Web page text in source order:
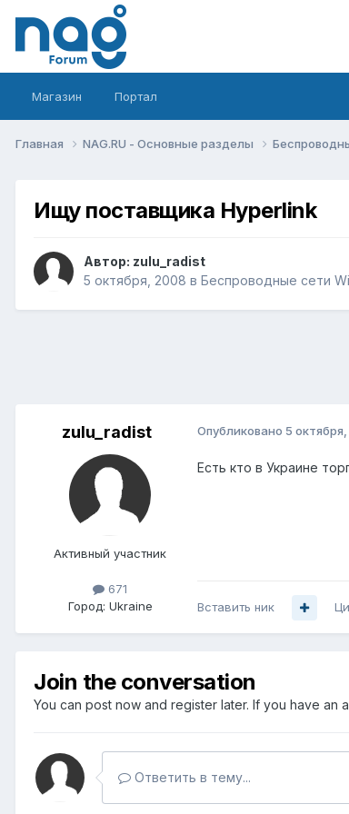
Магазин Портал
Главная NAG.RU - Основные разделы
Ищу поставщика Hyperlink
Автор: zulu_radist
5 октября, 2008 в Беспроводные сети
zulu_radist
Активный участник
671
Город: Ukraine
Опубликовано 5
Есть кто в Украине
Вставить ник
Join the conversation
You can post now and register later. If you have an
Ответить в тему...